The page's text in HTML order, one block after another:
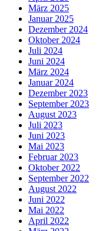
März 2025
Januar 2025
Dezember 2024
Oktober 2024
Juli 2024
Juni 2024
März 2024
Januar 2024
Dezember 2023
September 2023
August 2023
Juli 2023
Juni 2023
Mai 2023
Februar 2023
Oktober 2022
September 2022
August 2022
Juni 2022
Mai 2022
April 2022